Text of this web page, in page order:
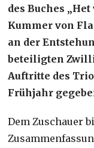
des Buches
Kummer von
an der
beteiligten
Auftritte des
Frühjahr
Dem Zuschauer